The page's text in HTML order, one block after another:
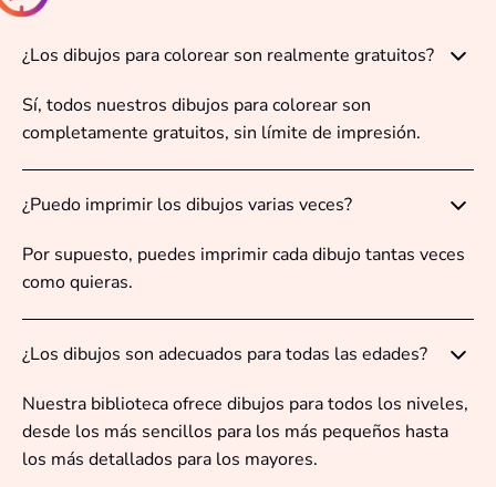
¿Los dibujos para colorear son realmente gratuitos?
Sí, todos nuestros dibujos para colorear son
completamente gratuitos, sin límite de impresión.
¿Puedo imprimir los dibujos varias veces?
Por supuesto, puedes imprimir cada dibujo tantas veces
como quieras.
¿Los dibujos son adecuados para todas las edades?
Nuestra biblioteca ofrece dibujos para todos los niveles,
desde los más sencillos para los más pequeños hasta
los más detallados para los mayores.